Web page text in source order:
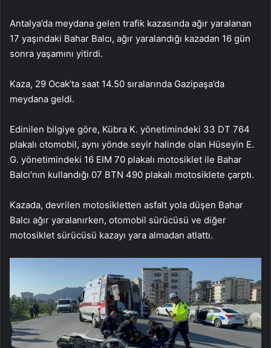
Antalya’da meydana gelen trafik kazasında ağır yaralanan
17 yaşındaki Bahar Balcı, ağır yaralandığı kazadan 16 gün
sonra yaşamını yitirdi.
Kaza, 29 Ocak’ta saat 14.50 sıralarında Gazipaşa’da
meydana geldi.
Edinilen bilgiye göre, Kübra K. yönetimindeki 33 DT 764
plakalı otomobil, aynı yönde seyir halinde olan Hüseyin E.
G. yönetimindeki 16 EIM 70 plakalı motosiklet ile Bahar
Balcı’nın kullandığı 07 BTN 490 plakalı motosiklete çarptı.
Kazada, devrilen motosikletten asfalt yola düşen Bahar
Balcı ağır yaralanırken, otomobil sürücüsü ve diğer
motosiklet sürücüsü kazayı yara almadan atlattı.